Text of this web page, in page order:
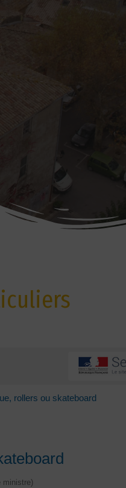
rollers ou skateboard
ministre)